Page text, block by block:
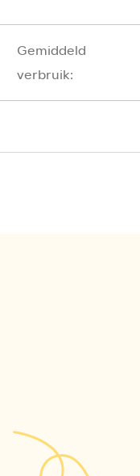
Gemiddeld
verbruik: